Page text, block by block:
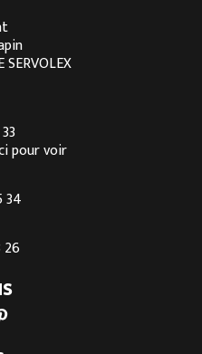
à Aix-les-Bains
à Chambéry
à Annecy
à Aix-les-Bains
à Grenoble
en Savoie
à Megève
cuisine à Chambéry
pour voir
34
26